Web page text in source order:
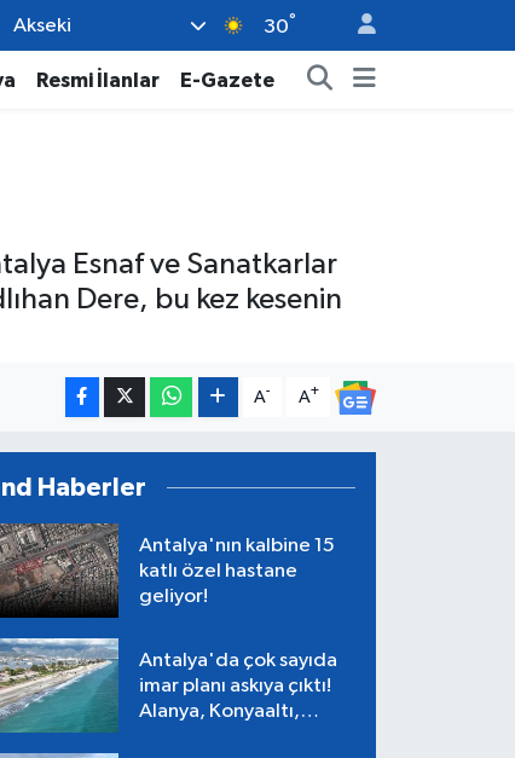
Akseki 30°
Resmi İlanlar E-Gazete
Esnaf ve Sanatkarlar
Dere, bu kez kesenin
A- A+
Haberler
Antalya'nın kalbine 15
katlı özel hastane
geliyor!
Antalya'da çok sayıda
imar planı askıya çıktı!
Alanya, Konyaaltı,